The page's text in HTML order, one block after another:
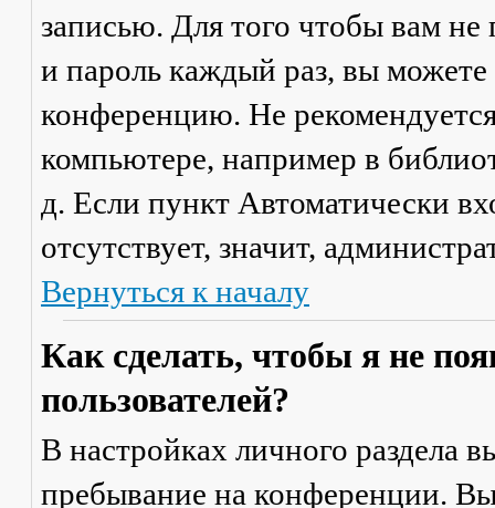
записью. Для того чтобы вам не
и пароль каждый раз, вы
конференцию. Не
компьютере, например в
д. Если пункт Автоматически
отсутствует, значит,
Вернуться к началу
Как сделать, чтобы я не
пользователей?
В настройках личного раздела
пребывание на конференции.